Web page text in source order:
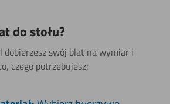
do stołu?
dobierzesz swój blat na wymiar i
czego potrzebujesz: